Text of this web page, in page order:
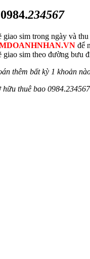
0984.234567
giao sim trong ngày và
để
giao sim theo đường bưu
thêm bất kỳ 1 khoản
hữu thuê bao 0984.234567